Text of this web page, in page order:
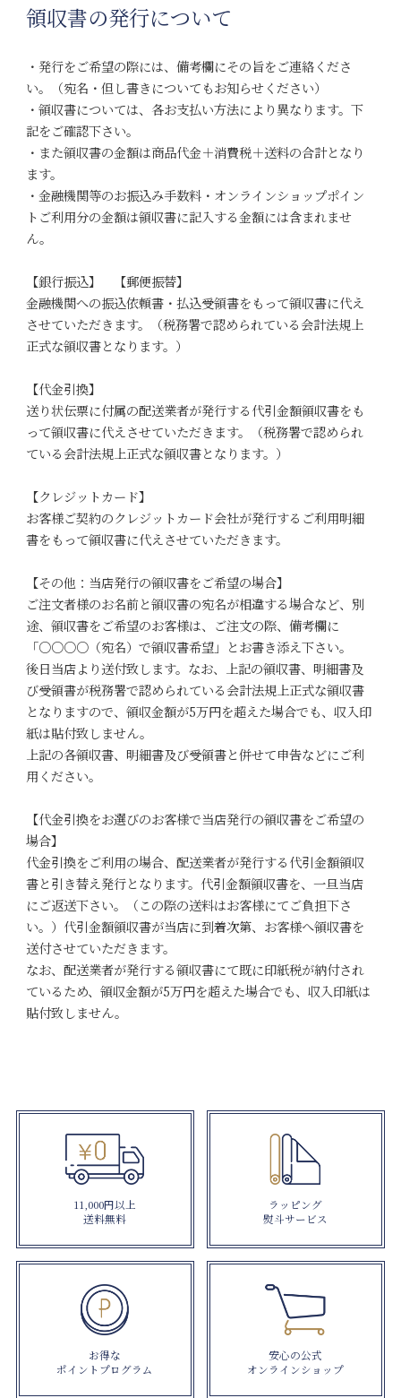
領収書の発行について
・発行をご希望の際には、備考欄にその旨をご連絡くださ
い。（宛名・但し書きについてもお知らせください）
・領収書については、各お支払い方法により異なります。下
記をご確認下さい。
・また領収書の金額は商品代金＋消費税＋送料の合計となり
ます。
・金融機関等のお振込み手数料・オンラインショップポイン
トご利用分の金額は領収書に記入する金額には含まれませ
ん。
【銀行振込】 【郵便振替】
金融機関への振込依頼書・払込受領書をもって領収書に代え
させていただきます。（税務署で認められている会計法規上
正式な領収書となります。）
【代金引換】
送り状伝票に付属の配送業者が発行する代引金額領収書をも
って領収書に代えさせていただきます。（税務署で認められ
ている会計法規上正式な領収書となります。）
【クレジットカード】
お客様ご契約のクレジットカード会社が発行するご利用明細
書をもって領収書に代えさせていただきます。
【その他：当店発行の領収書をご希望の場合】
ご注文者様のお名前と領収書の宛名が相違する場合など、別
途、領収書をご希望のお客様は、ご注文の際、備考欄に
「○○○○（宛名）で領収書希望」とお書き添え下さい。
後日当店より送付致します。なお、上記の領収書、明細書及
び受領書が税務署で認められている会計法規上正式な領収書
となりますので、領収金額が5万円を超えた場合でも、収入印
紙は貼付致しません。
上記の各領収書、明細書及び受領書と併せて申告などにご利
用ください。
【代金引換をお選びのお客様で当店発行の領収書をご希望の
場合】
代金引換をご利用の場合、配送業者が発行する代引金額領収
書と引き替え発行となります。代引金額領収書を、一旦当店
にご返送下さい。（この際の送料はお客様にてご負担下さ
い。）代引金額領収書が当店に到着次第、お客様へ領収書を
送付させていただきます。
なお、配送業者が発行する領収書にて既に印紙税が納付され
ているため、領収金額が5万円を超えた場合でも、収入印紙は
貼付致しません。
11,000円以上
送料無料
ラッピング
熨斗サービス
お得な
ポイントプログラム
安心の公式
オンラインショップ